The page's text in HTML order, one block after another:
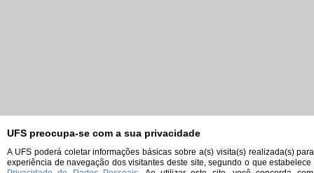
UFS preocupa-se com a sua privacidade
A UFS poderá coletar informações básicas sobre a(s) visita(s) realizada(s)
experiência de navegação dos visitantes deste site, segundo o que